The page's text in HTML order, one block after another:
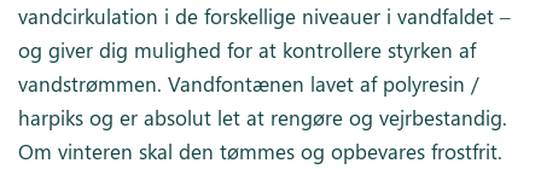
vandcirkulation i de forskellige niveauer i vandfaldet –
og giver dig mulighed for at kontrollere styrken af
vandstrømmen. Vandfontænen lavet af polyresin /
harpiks og er absolut let at rengøre og vejrbestandig.
Om vinteren skal den tømmes og opbevares frostfrit.